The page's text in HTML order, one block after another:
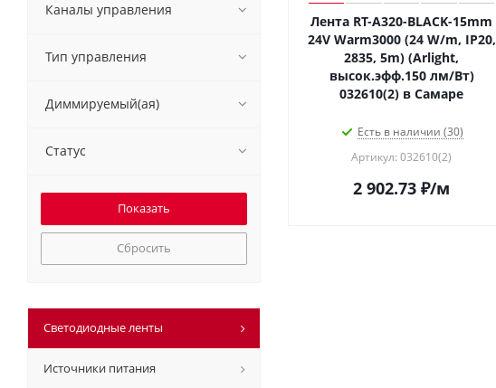
Лента RT-A320-BLACK-15mm
24V Warm3000 (24 W/m, IP20,
2835, 5m) (Arlight,
высок.эфф.150 лм/Вт)
032610(2) в Самаре
Есть в наличии (30)
Артикул: 032610(2)
2 902.73 ₽/м
Каналы управления
Тип управления
Диммируемый(ая)
Статус
Сбросить
Светодиодные ленты
Источники питания